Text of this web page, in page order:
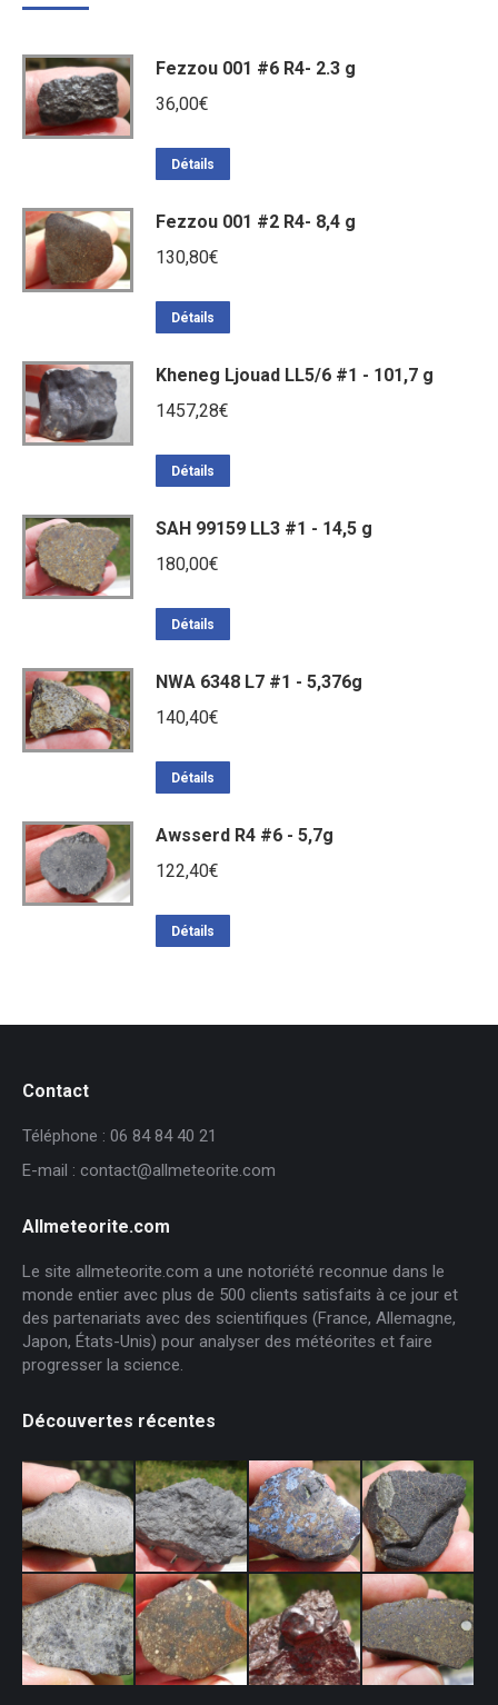
Fezzou 001 #6 R4- 2.3 g
36,00€
Détails
Fezzou 001 #2 R4- 8,4 g
130,80€
Détails
Kheneg Ljouad LL5/6 #1 - 101,7 g
1457,28€
Détails
SAH 99159 LL3 #1 - 14,5 g
180,00€
Détails
NWA 6348 L7 #1 - 5,376g
140,40€
Détails
Awsserd R4 #6 - 5,7g
122,40€
Détails
Contact
Téléphone : 06 84 84 40 21
E-mail : contact@allmeteorite.com
Allmeteorite.com
Le site allmeteorite.com a une notoriété reconnue dans le
monde entier avec plus de 500 clients satisfaits à ce jour et
des partenariats avec des scientifiques (France, Allemagne,
Japon, États-Unis) pour analyser des météorites et faire
progresser la science.
Découvertes récentes